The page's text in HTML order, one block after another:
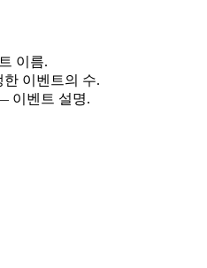
이름.
이벤트의 수.
이벤트 설명.